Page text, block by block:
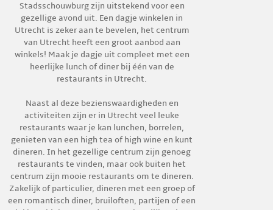
Stadsschouwburg zijn uitstekend voor een
gezellige avond uit. Een dagje winkelen in
Utrecht is zeker aan te bevelen, het centrum
van Utrecht heeft een groot aanbod aan
winkels! Maak je dagje uit compleet met een
heerlijke lunch of diner bij één van de
restaurants in Utrecht.
Naast al deze bezienswaardigheden en
activiteiten zijn er in Utrecht veel leuke
restaurants waar je kan lunchen, borrelen,
genieten van een high tea of high wine en kunt
dineren. In het gezellige centrum zijn genoeg
restaurants te vinden, maar ook buiten het
centrum zijn mooie restaurants om te dineren.
Zakelijk of particulier, dineren met een groep of
een romantisch diner, bruiloften, partijen of een